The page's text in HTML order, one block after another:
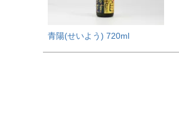
青陽(せいよう) 720ml